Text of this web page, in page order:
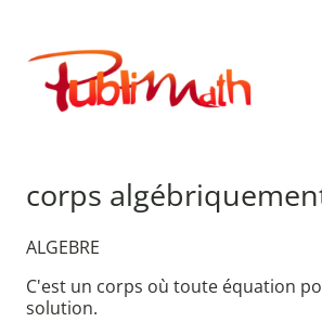
contenu
Publimath
corps
ALGEBRE
C'est un corps où toute équation
solution.